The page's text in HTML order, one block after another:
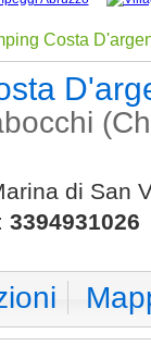
Costa
di San
3394931026